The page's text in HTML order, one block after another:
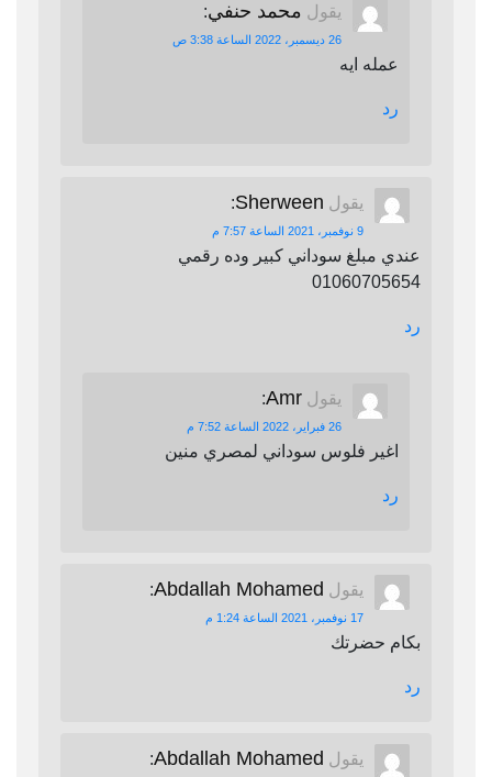
يقول محمد حنفي:
26 ديسمبر، 2022 الساعة 3:38 ص
عمله ايه
رد
يقول Sherween
:
9 نوفمبر، 2021 الساعة 7:57 م
عندي مبلغ سوداني كبير وده رقمي
01060705654
رد
يقول Amr
:
26 فبراير، 2022 الساعة 7:52 م
اغير فلوس سوداني لمصري منين
رد
يقول Abdallah Mohamed
:
17 نوفمبر، 2021 الساعة 1:24 م
بكام حضرتك
رد
يقول Abdallah Mohamed
: